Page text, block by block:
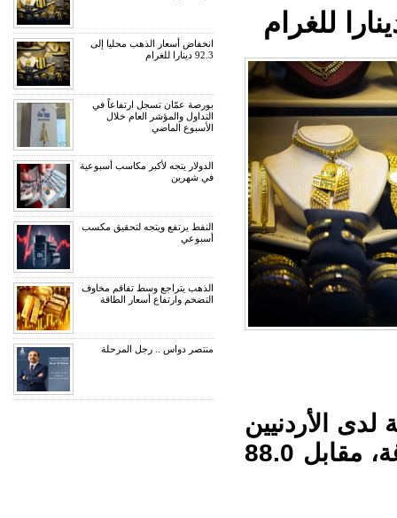
21، الأكثر رغبة لدى الأردنيين
عند 92.4 دينارا لغايات البيع من محلات الصاغة، مقابل 88.0
انخفاض أسعار الذهب محليا إلى
92.3 دينارا للغرام
بورصة عمّان تسجل ارتفاعاً في
التداول والمؤشر العام خلال
الأسبوع الماضي
الدولار يتجه لأكبر مكاسب أسبوعية
في شهرين
النفط يرتفع ويتجه لتحقيق مكسب
أسبوعي
الذهب يتراجع وسط تفاقم مخاوف
التضخم وارتفاع أسعار الطاقة
منتصر دواس .. رجل المرحلة